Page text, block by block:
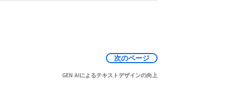
次のページ
GEN AIによるテキストデザインの向上